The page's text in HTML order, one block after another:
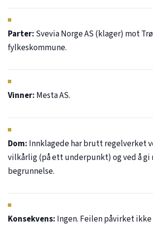
Parter: Svevia Norge AS (klager) mot
fylkeskommune.
Vinner: Mesta AS.
Dom: Innklagede har brutt regelverket
vilkårlig (på ett underpunkt) og ved å gi
begrunnelse.
Konsekvens: Ingen. Feilen påvirket